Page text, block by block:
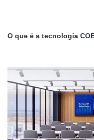
O que é a tecnologia